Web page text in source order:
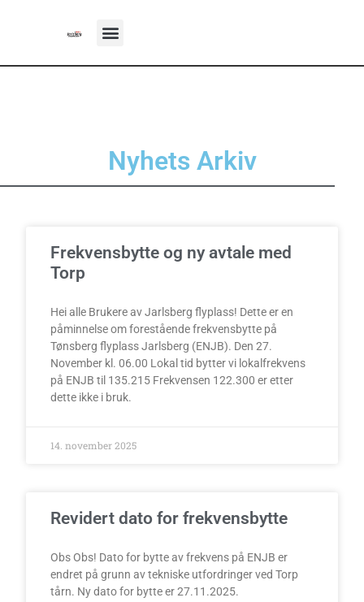
Nyhets Arkiv
Frekvensbytte og ny avtale med
Torp
Hei alle Brukere av Jarlsberg flyplass! Dette er en
påminnelse om forestående frekvensbytte på
Tønsberg flyplass Jarlsberg (ENJB). Den 27.
November kl. 06.00 Lokal tid bytter vi lokalfrekvens
på ENJB til 135.215 Frekvensen 122.300 er etter
dette ikke i bruk.
14. november 2025
Revidert dato for frekvensbytte
Obs Obs! Dato for bytte av frekvens på ENJB er
endret på grunn av tekniske utfordringer ved Torp
tårn. Ny dato for bytte er 27.11.2025.